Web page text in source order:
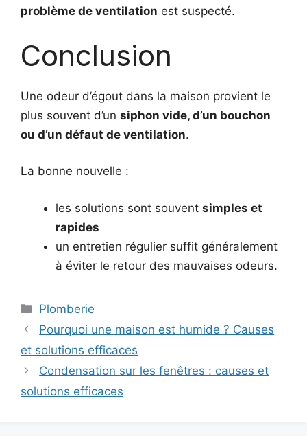
problème de ventilation est suspecté.
Conclusion
Une odeur d’égout dans la maison provient le
plus souvent d’un siphon vide, d’un bouchon
ou d’un défaut de ventilation.
La bonne nouvelle :
les solutions sont souvent simples et
rapides
un entretien régulier suffit généralement
à éviter le retour des mauvaises odeurs.
Catégories
Plomberie
Pourquoi une maison est humide ? Causes
et solutions efficaces
Condensation sur les fenêtres : causes et
solutions efficaces